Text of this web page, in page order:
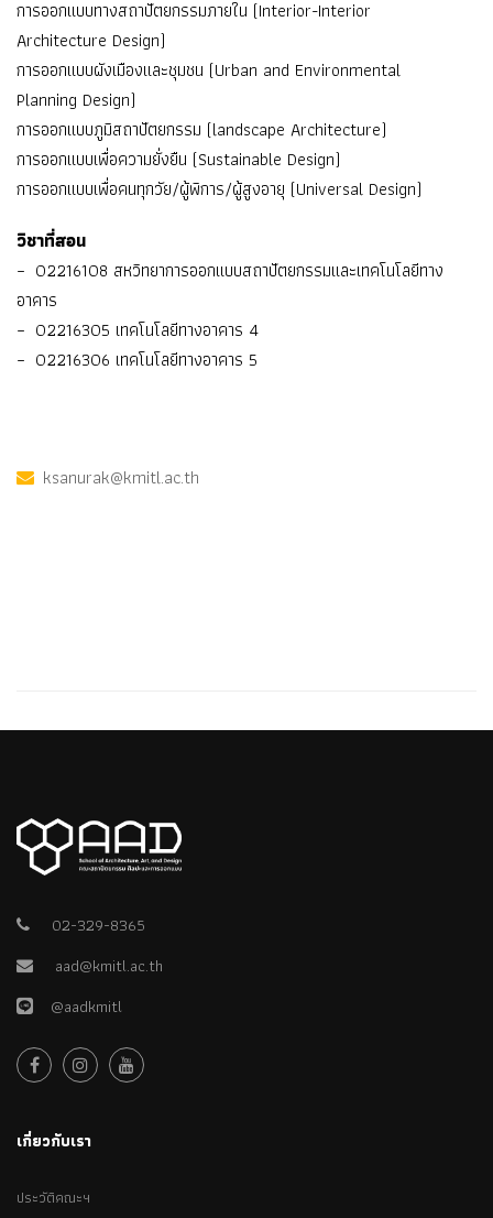
การออกแบบทางสถาปัตยกรรมภายใน (Interior-Interior
Architecture Design)
การออกแบบผังเมืองและชุมชน (Urban and Environmental
Planning Design)
การออกแบบภูมิสถาปัตยกรรม (landscape Architecture)
การออกแบบเพื่อความยั่งยืน (Sustainable Design)
การออกแบบเพื่อคนทุกวัย/ผู้พิการ/ผู้สูงอายุ (Universal Design)
วิชาที่สอน
– 02216108 สหวิทยาการออกแบบสถาปัตยกรรมและเทคโนโลยีทาง
อาคาร
– 02216305 เทคโนโลยีทางอาคาร 4
– 02216306 เทคโนโลยีทางอาคาร 5
ksanurak@kmitl.ac.th
02-329-8365
aad@kmitl.ac.th
@aadkmitl
เกี่ยวกับเรา
ประวัติคณะฯ